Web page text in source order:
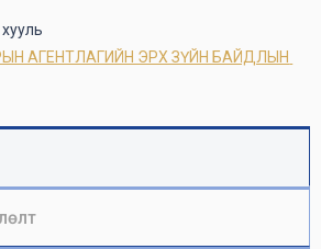
АГЕНТЛАГИЙН ЭРХ ЗҮЙН БАЙДЛЫН